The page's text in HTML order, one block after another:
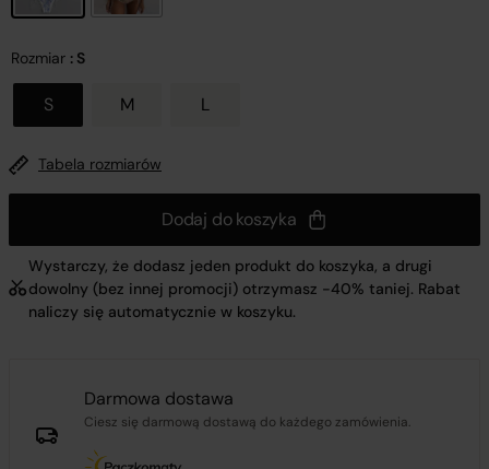
Rozmiar : S
S M L
Tabela rozmiarów
Dodaj do koszyka
Wystarczy, że dodasz jeden produkt do koszyka, a drugi
dowolny (bez innej promocji) otrzymasz -40% taniej. Rabat
naliczy się automatycznie w koszyku.
Darmowa dostawa
Ciesz się darmową dostawą do każdego zamówienia.